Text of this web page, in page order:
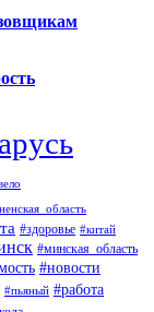
#здоровье #китай
#минская_область
#новости
#пьяный #работа